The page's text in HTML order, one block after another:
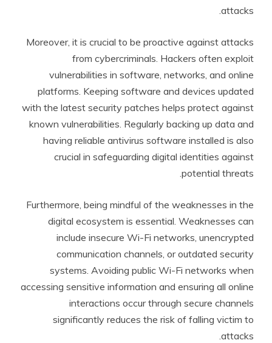
attacks.
Moreover, it is crucial to be proactive against attacks
from cybercriminals. Hackers often exploit
vulnerabilities in software, networks, and online
platforms. Keeping software and devices updated
with the latest security patches helps protect against
known vulnerabilities. Regularly backing up data and
having reliable antivirus software installed is also
crucial in safeguarding digital identities against
potential threats.
Furthermore, being mindful of the weaknesses in the
digital ecosystem is essential. Weaknesses can
include insecure Wi-Fi networks, unencrypted
communication channels, or outdated security
systems. Avoiding public Wi-Fi networks when
accessing sensitive information and ensuring all online
interactions occur through secure channels
significantly reduces the risk of falling victim to
attacks.